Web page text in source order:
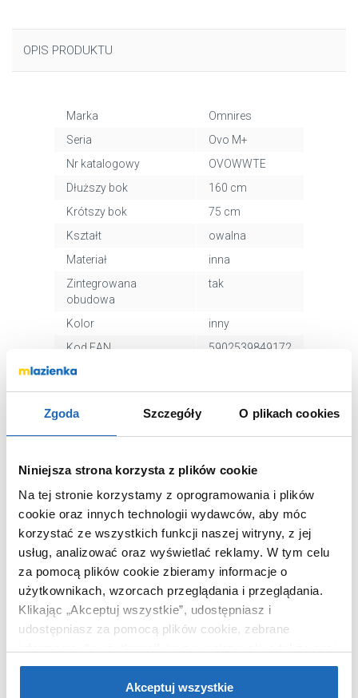
Zgoda Szczegóły O plikach cookies
Niniejsza strona korzysta z plików cookie
Na tej stronie korzystamy z oprogramowania i plików
cookie oraz innych technologii wydawców, aby móc
korzystać ze wszystkich funkcji naszej witryny, z jej
usług, analizować oraz wyświetlać reklamy. W tym celu
za pomocą plików cookie zbieramy informacje o
użytkownikach, wzorcach przeglądania i przeglądania.
Klikając „Akceptuj wszystkie”, udostępniasz i
udostępniasz za pomocą plików cookie, zebrane
partnerzy reklamowi.Jeśli chcesz, włącz „Tylko
wymagane pliki cookie”.Pamiętaj jednak, że
Akceptuj wszystkie
OPIS PRODUKTU
Marka
Omnires
Seria
Ovo M+
Nr katalogowy
OVOWWTE
Dłuższy bok
160 cm
Krótszy bok
75 cm
Kształt
owalna
Materiał
inna
Zintegrowana
obudowa
tak
Kolor
inny
Kod EAN
5902539849172
Wymiary z
Waga z opakowaniem
159,50 kg
Dane producenta
Zobacz
WARTO DOKUPIĆ